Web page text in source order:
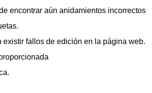
encontrar aún anidamientos incorrectos
existir fallos de edición en la página web.